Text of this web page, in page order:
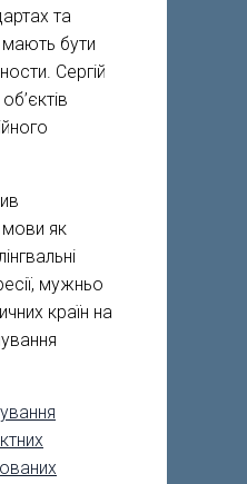
та
мають бути
Сергій
мови як
мужньо
країн на